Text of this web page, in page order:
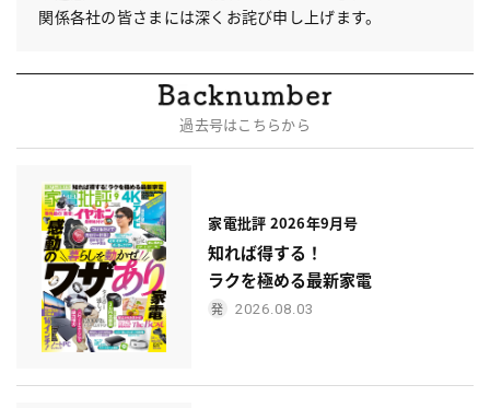
関係各社の皆さまには深くお詫び申し上げます。
過去号はこちらから
家電批評 2026年9月号
知れば得する！
ラクを極める最新家電
2026.08.03